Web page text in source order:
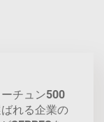
チュン500
れる企業の